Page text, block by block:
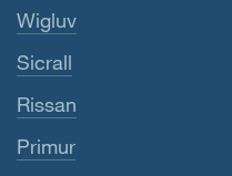
Wigluv
Sicrall
Rissan
Primur